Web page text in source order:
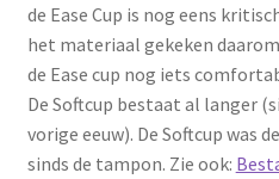
de Ease Cup is nog eens
het materiaal gekeken
de Ease cup nog iets
De Softcup bestaat al langer
vorige eeuw). De Softcup was
sinds de tampon. Zie ook: